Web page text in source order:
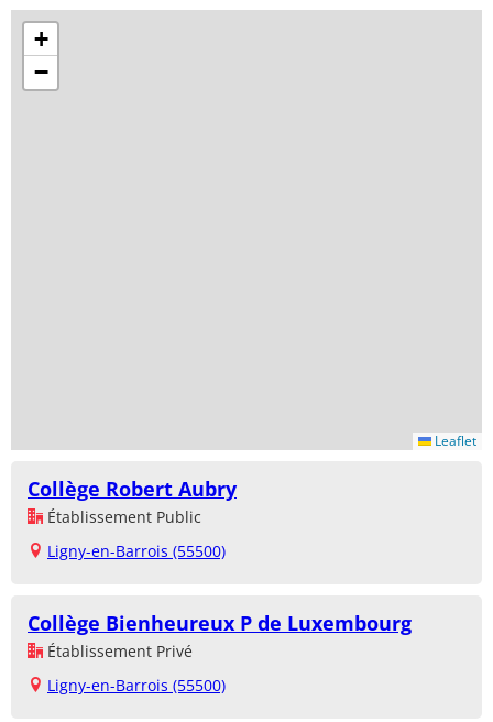
+
−
Leaflet
Collège Robert Aubry
Établissement Public
Ligny-en-Barrois (55500)
Collège Bienheureux P de Luxembourg
Établissement Privé
Ligny-en-Barrois (55500)